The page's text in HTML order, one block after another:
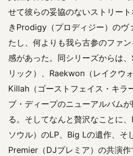
せて彼らの妥協のないストリー
きProdigy（プロディジー）のヴ
たし、何よりも我ら古参のファ
感があった。同シリーズからは
リック）、Raekwon（レイクウ
Killah（ゴーストフェイス・キラ
ブ・ディープのニューアルバム
る。そしてなんと贅沢なことに
ソウル）のLP、Big Lの遺作、そ
Premier（DJプレミア）の共演作